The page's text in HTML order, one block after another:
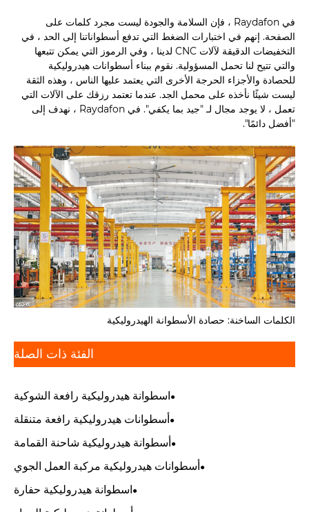
في Raydafon ، فإن السلامة والجودة ليست مجرد كلمات على
الصفحة. إنهم في اختبارات الضغط التي تدفع أسطواناتنا إلى الحد ، في
التخفيضات الدقيقة لآلات CNC لدينا ، وفي الرموز التي يمكن تتبعها
والتي تتيح لنا تحمل المسؤولية. نقوم ببناء أسطوانات هيدروليكية
للحصادة والأجزاء الحرجة الأخرى التي يعتمد عليها الناس ، وهذه الثقة
ليست شيئًا نأخذه على محمل الجد. عندما تعتمد رزقك على الآلات التي
تعمل ، لا يوجد مجال لـ "جيد بما يكفي". في Raydafon ، نهدف إلى
"أفضل دائمًا".
الكلمات الساخنة: حصادة الأسطوانة الهيدروليكية
الفئة ذات الصلة
اسطوانة هيدروليكية رافعة الشوكية
أسطوانات هيدروليكية رافعة متنقلة
أسطوانة هيدروليكية شاحنة القمامة
أسطوانات هيدروليكية مركبة العمل الجوي
اسطوانة هيدروليكية حفارة